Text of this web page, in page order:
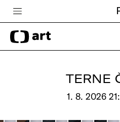
Česká televize
Zpravodajství
TERNE
1. 8. 2026